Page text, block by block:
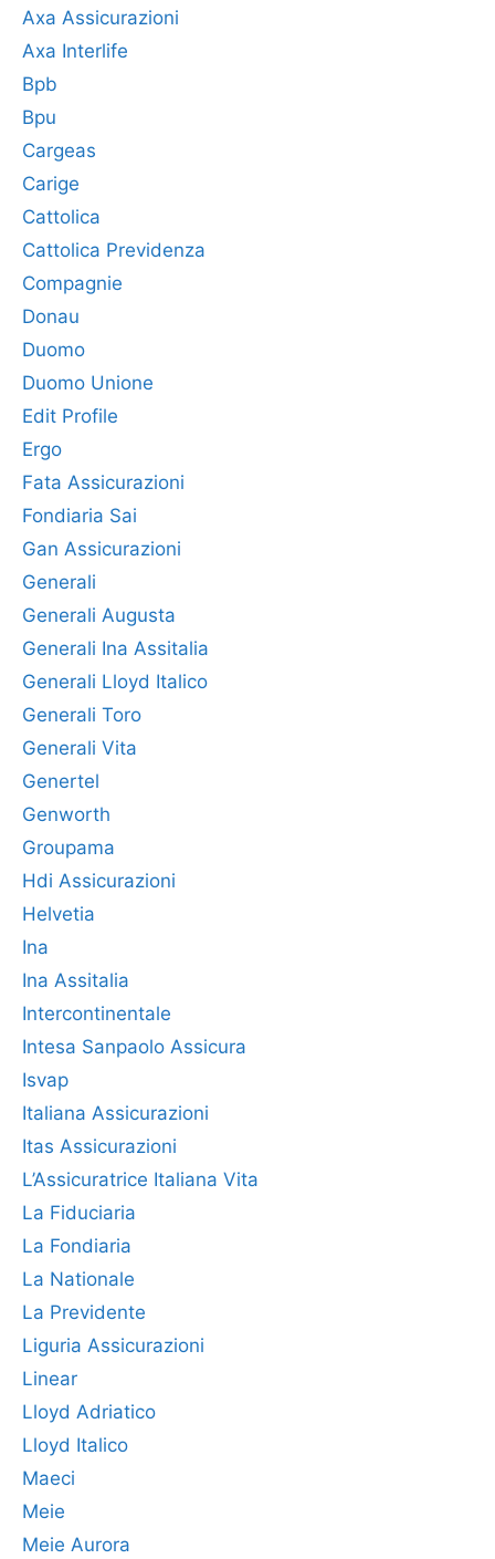
Axa Assicurazioni
Axa Interlife
Bpb
Bpu
Cargeas
Carige
Cattolica
Cattolica Previdenza
Compagnie
Donau
Duomo
Duomo Unione
Edit Profile
Ergo
Fata Assicurazioni
Fondiaria Sai
Gan Assicurazioni
Generali
Generali Augusta
Generali Ina Assitalia
Generali Lloyd Italico
Generali Toro
Generali Vita
Genertel
Genworth
Groupama
Hdi Assicurazioni
Helvetia
Ina
Ina Assitalia
Intercontinentale
Intesa Sanpaolo Assicura
Isvap
Italiana Assicurazioni
Itas Assicurazioni
L’Assicuratrice Italiana Vita
La Fiduciaria
La Fondiaria
La Nationale
La Previdente
Liguria Assicurazioni
Linear
Lloyd Adriatico
Lloyd Italico
Maeci
Meie
Meie Aurora